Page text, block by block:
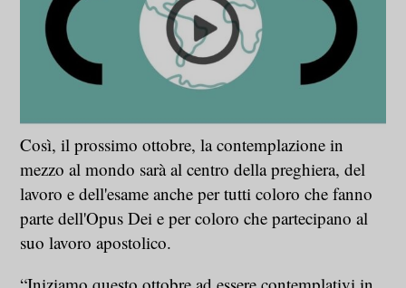
Così, il prossimo ottobre, la contemplazione in
mezzo al mondo sarà al centro della preghiera, del
lavoro e dell'esame anche per tutti coloro che fanno
parte dell'Opus Dei e per coloro che partecipano al
suo lavoro apostolico.